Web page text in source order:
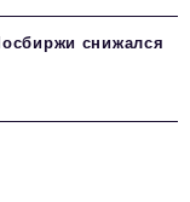
снижался